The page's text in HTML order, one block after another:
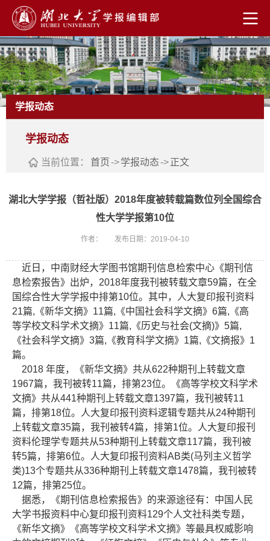
学报动态
学报动态
当前位置： 首页 ->学报动态->正文
湖北大学学报（哲社版）2018年度被转载篇数位列全国综合
性大学学报第10位
作者： 发布日期：2019-04-10
近日，中南财经大学图书馆期刊信息检索中心《期刊信
息检索报告》出炉，2018年度我刊被转载文章59篇，在全
国综合性大学学报中排第10位。其中，人大复印报刊资料
21篇,《新华文摘》11篇,《中国社会科学文摘》6篇,《高
等学校文科学术文摘》11篇,《历史与社会(文摘)》5篇,
《社会科学文摘》3篇,《教育科学文摘》1篇,《文摘报》1
篇。
2018 年度，《新华文摘》共从622种期刊上转载文章
1967篇，我刊被转11篇，排第23位。《高等学校文科学术
文摘》共从441种期刊上转载文章1397篇，我刊被转11
篇，排第18位。人大复印报刊资料逻辑专题共从24种期刊
上转载文章35篇，我刊被转4篇，排第1位。人大复印报刊
资料伦理学专题共从53种期刊上转载文章117篇，我刊被
转5篇，排第6位。人大复印报刊资料AB类(马列主义哲学
类)13个专题共从336种期刊上转载文章1478篇，我刊被转
12篇，排第25位。
据悉，《期刊信息检索报告》的来源途径有：中国人民
大学书报资料中心复印报刊资料129个人文社科类专题，
《新华文摘》《高等学校文科学术文摘》等最具权威影响